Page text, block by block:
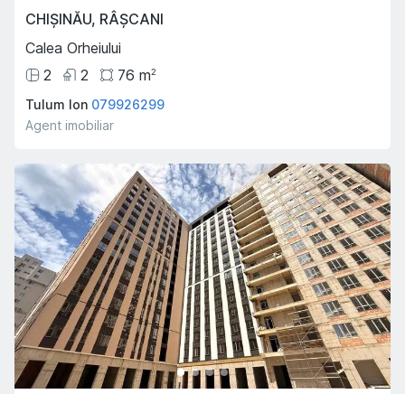
CHIȘINĂU, RÂȘCANI
Calea Orheiului
2
2 76 m2
Tulum Ion 079926299
Agent imobiliar